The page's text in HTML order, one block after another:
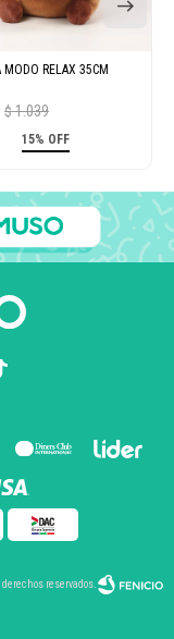
MODO RELAX 35CM
$ 1.039
15% OFF
reservados.